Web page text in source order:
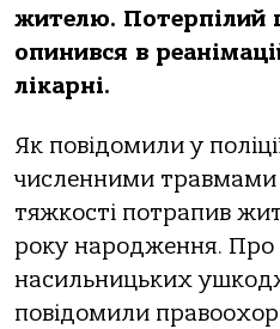
жителю. Потерпілий
опинився в
лікарні.
Як повідомили у
численними травмами
тяжкості потрапив
року народження. Про
насильницьких
повідомили